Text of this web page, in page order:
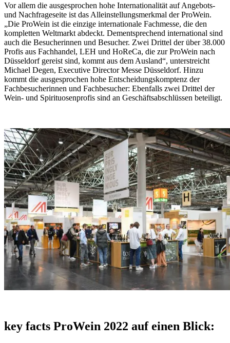
Vor allem die ausgesprochen hohe Internationalität auf Angebots-
und Nachfrageseite ist das Alleinstellungsmerkmal der ProWein.
„Die ProWein ist die einzige internationale Fachmesse, die den
kompletten Weltmarkt abdeckt. Dementsprechend international sind
auch die Besucherinnen und Besucher. Zwei Drittel der über 38.000
Profis aus Fachhandel, LEH und HoReCa, die zur ProWein nach
Düsseldorf gereist sind, kommt aus dem Ausland“, unterstreicht
Michael Degen, Executive Director Messe Düsseldorf. Hinzu
kommt die ausgesprochen hohe Entscheidungskomptenz der
Fachbesucherinnen und Fachbesucher: Ebenfalls zwei Drittel der
Wein- und Spirituosenprofis sind an Geschäftsabschlüssen beteiligt.
key facts ProWein 2022 auf einen Blick: